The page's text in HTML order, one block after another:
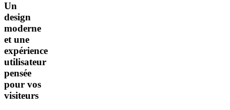
Un
design
moderne
et une
expérience
utilisateur
pensée
pour vos
visiteurs